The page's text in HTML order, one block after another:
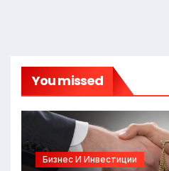
You missed
Бизнес И Инвестиции